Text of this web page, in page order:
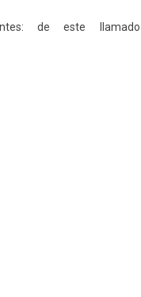
de este llamado